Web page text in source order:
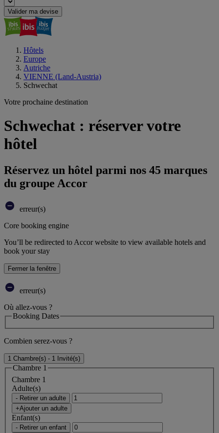
Valider ma devise
Hôtels
Europe
Autriche
VIENNE (Land-Austria)
Schwechat
Votre prochaine destination
Schwechat : réserver votre
hôtel
Réservez un hôtel parmi nos 45 marques
du groupe Accor
erreur(s)
Core booking engine
You’ll be redirected to Accor website to view available hotels and
book your stay
Fermer la fenêtre
erreur(s)
Où allez-vous ?
Booking Dates
Combien serez-vous ?
1 Chambre(s) - 1 Invité(s)
Chambre 1
Chambre 1
Adulte(s)
- Retirer un adulte
+Ajouter un adulte
Enfant(s)
- Retirer un enfant